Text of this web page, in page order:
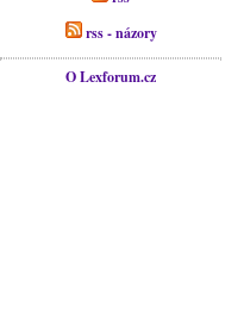
rss - názory
O Lexforum.cz